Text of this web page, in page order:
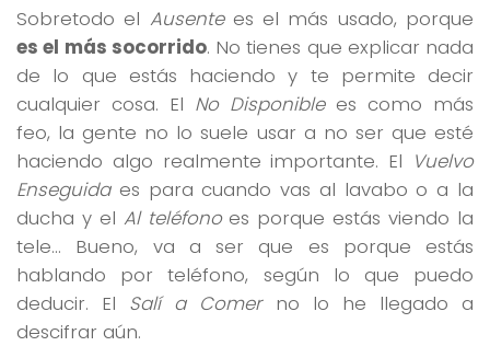
Sobretodo el Ausentees el más usado, porque
es el más socorrido. No tienes que explicar nada
de lo que estás haciendo y te permite decir
cualquier cosa. El No Disponiblees como más
feo, la gente no lo suele usar a no ser que esté
haciendo algo realmente importante. El Vuelvo
Enseguidaes para cuando vas al lavabo o a la
ducha y el Al teléfonoes porque estás viendo la
tele… Bueno, va a ser que es porque estás
hablando por teléfono, según lo que puedo
deducir. El Salí a Comerno lo he llegado a
descifrar aún.